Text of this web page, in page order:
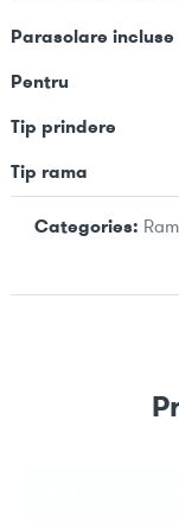
Parasolare incluse
Pentru
Tip prindere
Tip rama
Categories: